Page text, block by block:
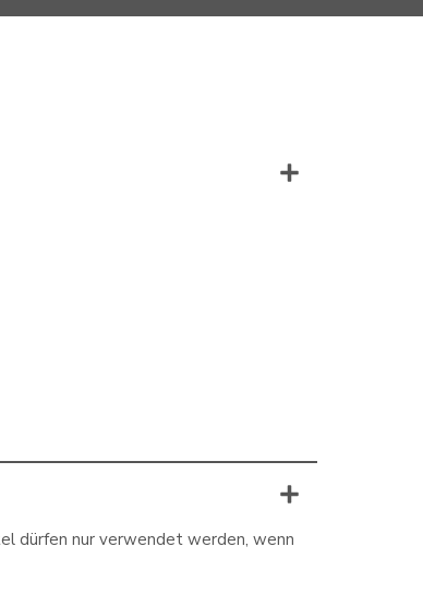
dürfen nur verwendet werden, wenn